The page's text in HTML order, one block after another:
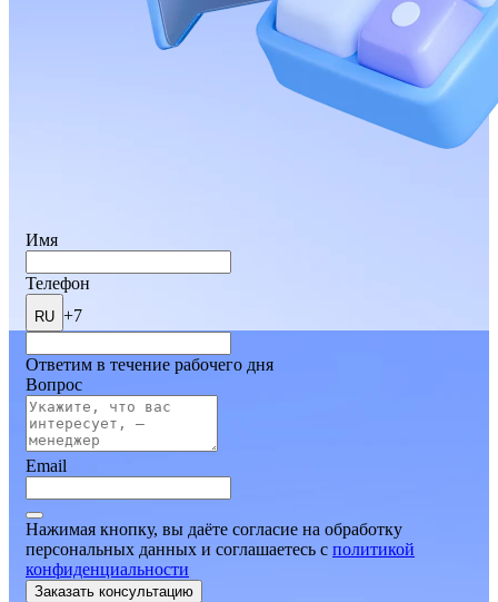
Имя
Телефон
RU +7
Ответим в течение рабочего дня
Вопрос
Email
Нажимая кнопку, вы даёте согласие на обработку
персональных данных и соглашаетесь c политикой
конфиденциальности
Заказать консультацию